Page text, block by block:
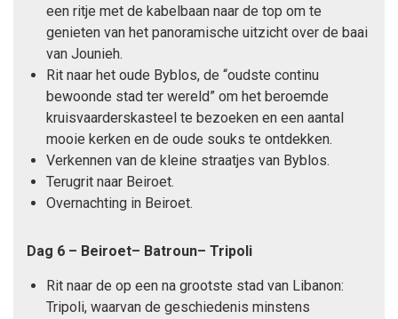
een ritje met de kabelbaan naar de top om te
genieten van het panoramische uitzicht over de baai
van Jounieh.
Rit naar het oude Byblos, de “oudste continu
bewoonde stad ter wereld” om het beroemde
kruisvaarderskasteel te bezoeken en een aantal
mooie kerken en de oude souks te ontdekken.
Verkennen van de kleine straatjes van Byblos.
Terugrit naar Beiroet.
Overnachting in Beiroet.
Dag 6 – Beiroet– Batroun– Tripoli
Rit naar de op een na grootste stad van Libanon:
Tripoli, waarvan de geschiedenis minstens